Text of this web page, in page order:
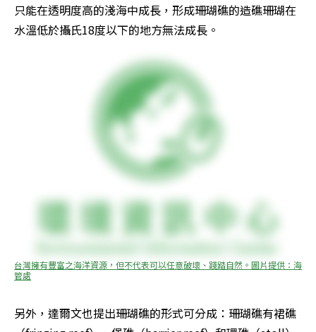
只能在透明度高的淺海中成長，形成珊瑚礁的造礁珊瑚在
水溫低於攝氏18度以下的地方無法成長。
台灣擁有豐富之海洋資源，但不代表可以任意破壞、踐踏自然。圖片提供：海
管處
另外，達爾文也提出珊瑚礁的形式可分成：珊瑚礁有裙礁